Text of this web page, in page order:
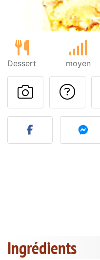
Dessert moyen
Publier
Ingrédients